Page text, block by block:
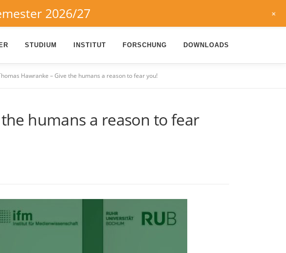
STUDIUM INSTITUT FORSCHUNG DOWNLOADS
Hawranke – Give the humans a reason to fear you!
humans a reason to fear
2026/27 +